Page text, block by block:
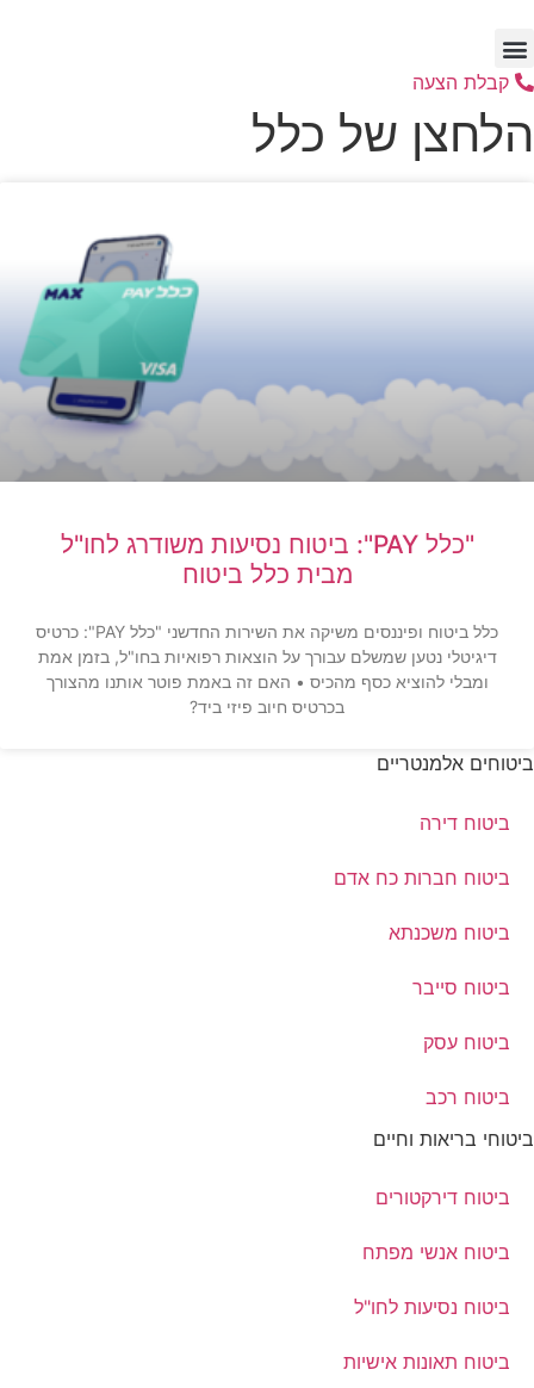
לתוכן
קבלת הצעה
הלחצן של כלל
"כלל PAY": ביטוח נסיעות משודרג לחו"ל
מבית כלל ביטוח
כלל ביטוח ופיננסים משיקה את השירות החדשני "כלל PAY": כרטיס
דיגיטלי נטען שמשלם עבורך על הוצאות רפואיות בחו"ל, בזמן אמת
ומבלי להוציא כסף מהכיס • האם זה באמת פוטר אותנו מהצורך
בכרטיס חיוב פיזי ביד?
ביטוחים אלמנטריים
ביטוח דירה
ביטוח חברות כח אדם
ביטוח משכנתא
ביטוח סייבר
ביטוח עסק
ביטוח רכב
ביטוחי בריאות וחיים
ביטוח דירקטורים
ביטוח אנשי מפתח
ביטוח נסיעות לחו"ל
ביטוח תאונות אישיות